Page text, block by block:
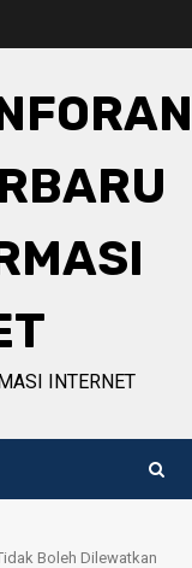
INTERNET
Boleh Dilewatkan